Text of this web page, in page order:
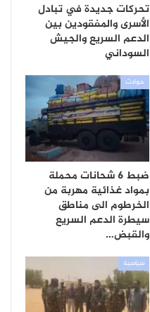
تحركات جديدة في تبادل
الأسرى والمفقودين بين
الدعم السريع والجيش
السوداني
حوادث
ضبط 6 شحانات محملة
بمواد غذائية مهربة من
الخرطوم الى مناطق
سيطرة الدعم السريع
والقبض…
سياسية